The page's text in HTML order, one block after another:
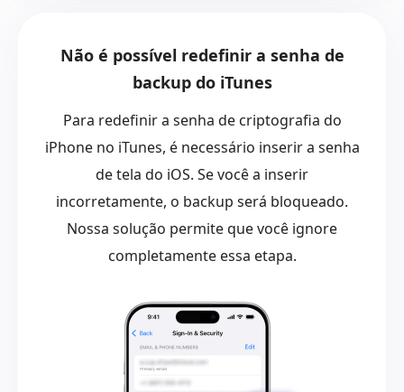
Não é possível redefinir a senha de
backup do iTunes
Para redefinir a senha de criptografia do
iPhone no iTunes, é necessário inserir a senha
de tela do iOS. Se você a inserir
incorretamente, o backup será bloqueado.
Nossa solução permite que você ignore
completamente essa etapa.